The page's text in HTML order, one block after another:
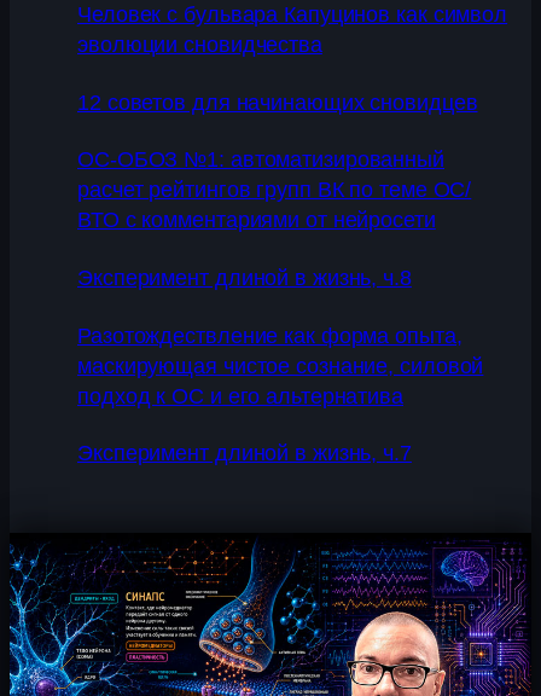
Человек с бульвара Капуцинов как символ
эволюции сновидчества
12 советов для начинающих сновидцев
ОС-ОБОЗ №1: автоматизированный
расчет рейтингов групп ВК по теме ОС/
ВТО с комментариями от нейросети
Эксперимент длиной в жизнь, ч.8
Разотождествление как форма опыта,
маскирующая чистое сознание, силовой
подход к ОС и его альтернатива
Эксперимент длиной в жизнь, ч.7